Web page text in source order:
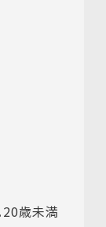
20歳未満